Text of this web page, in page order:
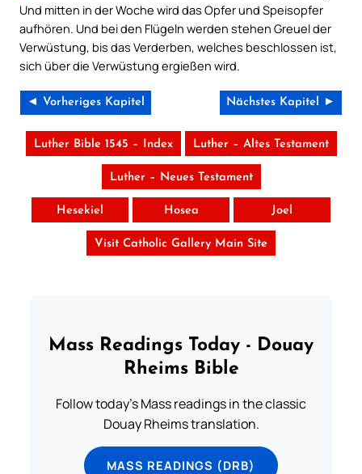
Und mitten in der Woche wird das Opfer und Speisopfer
aufhören. Und bei den Flügeln werden stehen Greuel der
Verwüstung, bis das Verderben, welches beschlossen ist,
sich über die Verwüstung ergießen wird.
◄ Vorheriges Kapitel Nächstes Kapitel ►
Luther Bible 1545 – Index Luther – Altes Testament
Luther – Neues Testament
Hesekiel Hosea Joel
Visit Catholic Gallery Main Site
Mass Readings Today - Douay
Rheims Bible
Follow today's Mass readings in the classic
Douay Rheims translation.
MASS READINGS (DRB)